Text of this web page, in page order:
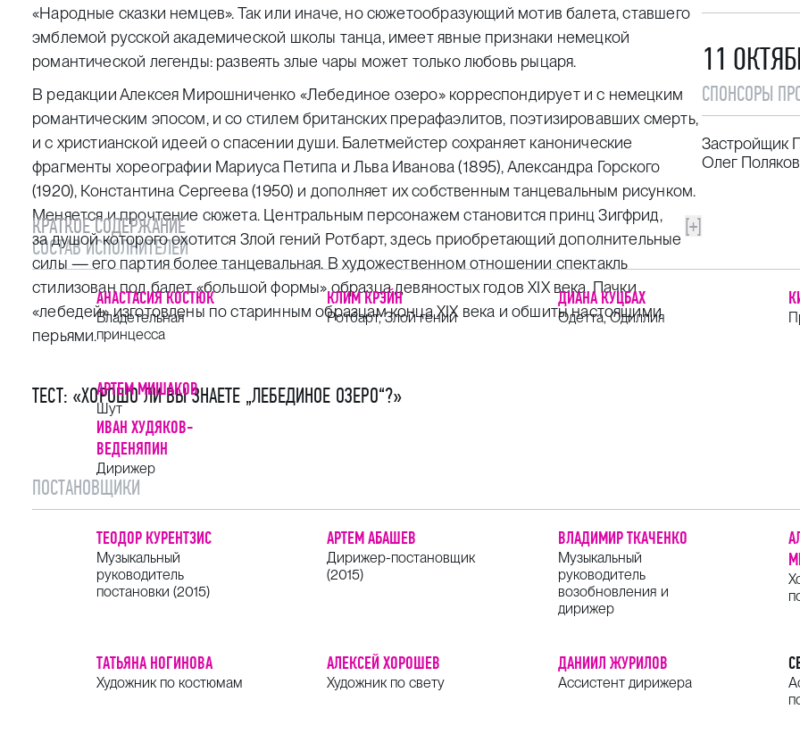
«Народные сказки немцев». Так или иначе, но сюжетообразующий мотив балета, ставшего
эмблемой русской академической школы танца, имеет явные признаки немецкой
романтической легенды: развеять злые чары может только любовь рыцаря.
В редакции Алексея Мирошниченко «Лебединое озеро» корреспондирует и с немецким
романтическим эпосом, и со стилем британских прерафаэлитов, поэтизировавших смерть,
и с христианской идеей о спасении души. Балетмейстер сохраняет канонические
фрагменты хореографии Мариуса Петипа и Льва Иванова (1895), Александра Горского
(1920), Константина Сергеева (1950) и дополняет их собственным танцевальным рисунком.
Меняется и прочтение сюжета. Центральным персонажем становится принц Зигфрид,
за душой которого охотится Злой гений Ротбарт, здесь приобретающий дополнительные
силы — его партия более танцевальная. В художественном отношении спектакль
стилизован под балет «большой формы» образца девяностых годов XIX века. Пачки
«лебедей» изготовлены по старинным образцам конца XIX века и обшиты настоящими
перьями.
ТЕСТ: «ХОРОШО ЛИ ВЫ ЗНАЕТЕ „ЛЕБЕДИНОЕ ОЗЕРО“?»
КРАТКОЕ СОДЕРЖАНИЕ
[+]
СОСТАВ ИСПОЛНИТЕЛЕЙ
АНАСТАСИЯ КОСТЮК
Владетельная
принцесса
КЛИМ КРЭЙН
Ротбарт, Злой гений
ДИАНА КУЦБАХ
Одетта, Одиллия
АРТЕМ МИШАКОВ
Шут
ИВАН ХУДЯКОВ-
ВЕДЕНЯПИН
Дирижер
ПОСТАНОВЩИКИ
ТЕОДОР КУРЕНТЗИС
Музыкальный
руководитель
постановки (2015)
АРТЕМ АБАШЕВ
Дирижер-постановщик
(2015)
ВЛАДИМИР ТКАЧЕНКО
Музыкальный
руководитель
возобновления и
дирижер
ТАТЬЯНА НОГИНОВА
Художник по костюмам
АЛЕКСЕЙ ХОРОШЕВ
Художник по свету
ДАНИИЛ ЖУРИЛОВ
Ассистент дирижера
11
СПОНСОРЫ
Застройщик
Олег Поляков